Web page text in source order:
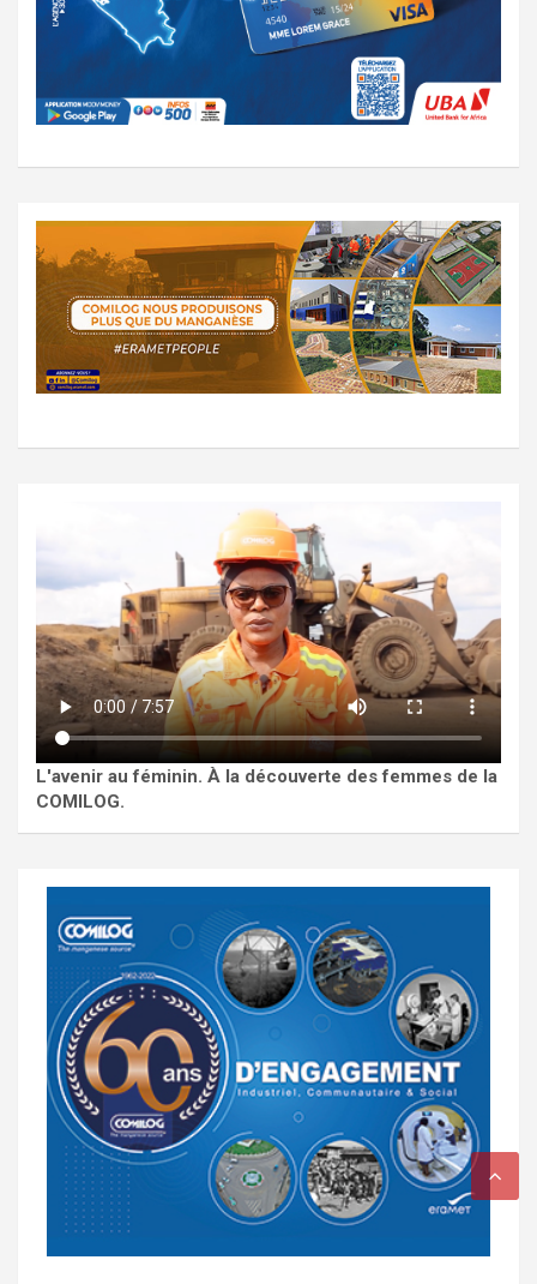
L'avenir au féminin. À la découverte des femmes de la
COMILOG.